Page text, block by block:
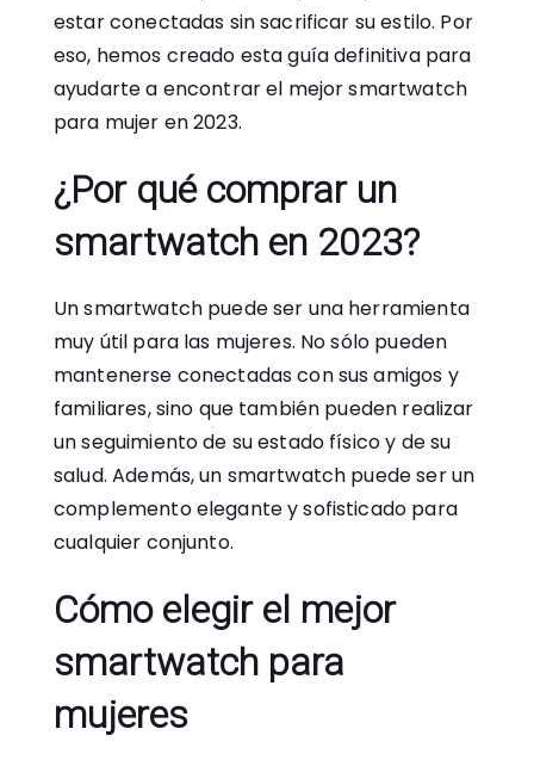
estar conectadas sin sacrificar su estilo. Por
eso, hemos creado esta guía definitiva para
ayudarte a encontrar el mejor smartwatch
para mujer en 2023.
¿Por qué comprar un
smartwatch en 2023?
Un smartwatch puede ser una herramienta
muy útil para las mujeres. No sólo pueden
mantenerse conectadas con sus amigos y
familiares, sino que también pueden realizar
un seguimiento de su estado físico y de su
salud. Además, un smartwatch puede ser un
complemento elegante y sofisticado para
cualquier conjunto.
Cómo elegir el mejor
smartwatch para
mujeres